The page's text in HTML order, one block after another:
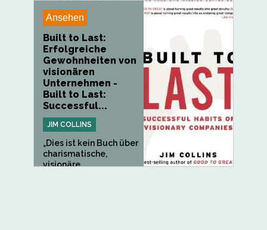
Ansehen
Built to Last:
Erfolgreiche
Gewohnheiten von
visionären
Unternehmen -
Built to Last:
Successful...
JIM COLLINS
„Dies ist kein Buch über
charismatische,
visionäre...